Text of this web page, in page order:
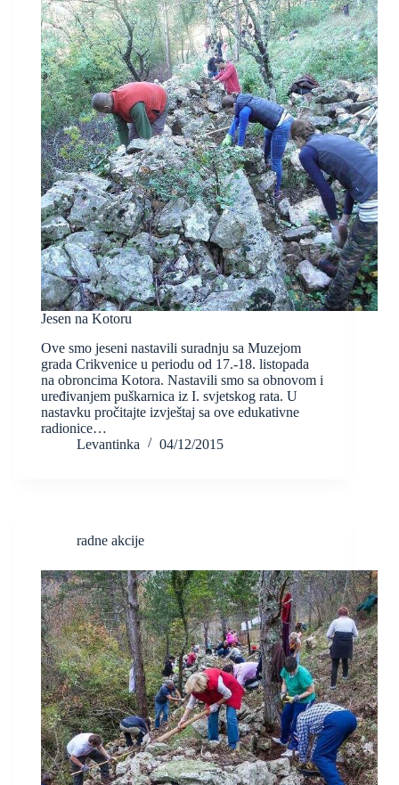
Jesen na Kotoru
Ove smo jeseni nastavili suradnju sa Muzejom
grada Crikvenice u periodu od 17.-18. listopada
na obroncima Kotora. Nastavili smo sa obnovom i
uređivanjem puškarnica iz I. svjetskog rata. U
nastavku pročitajte izvještaj sa ove edukativne
radionice…
Levantinka
04/12/2015
radne akcije